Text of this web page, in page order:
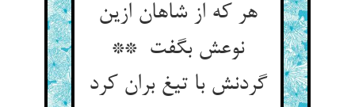
هر که از شاهان ازین
نوعش بگفت **
گردنش با تیغ بران کرد